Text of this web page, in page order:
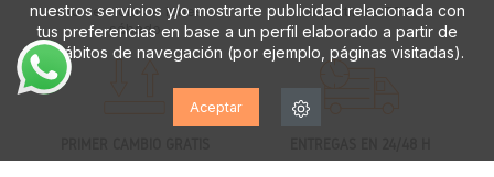
nuestros servicios y/o mostrarte publicidad relacionada con
tus preferencias en base a un perfil elaborado a partir de
tus hábitos de navegación (por ejemplo, páginas visitadas).
Aceptar
a tu servicio de lunes a
sábado
a partir de 70€
solo península rápida y asegurada